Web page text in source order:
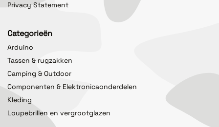
Privacy Statement
Categorieën
Arduino
Tassen & rugzakken
Camping & Outdoor
Componenten & Elektronicaonderdelen
Kleding
Loupebrillen en vergrootglazen